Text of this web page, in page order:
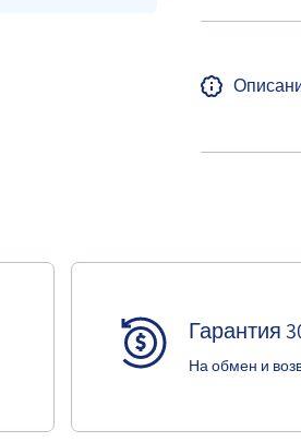
Гарантия
На обмен и